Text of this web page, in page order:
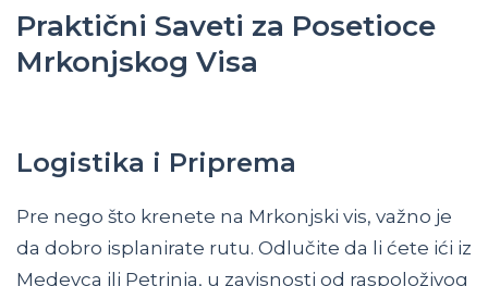
Praktični Saveti za Posetioce
Mrkonjskog Visa
Logistika i Priprema
Pre nego što krenete na Mrkonjski vis, važno je
da dobro isplanirate rutu. Odlučite da li ćete ići iz
Medevca ili Petrinja, u zavisnosti od raspoloživog